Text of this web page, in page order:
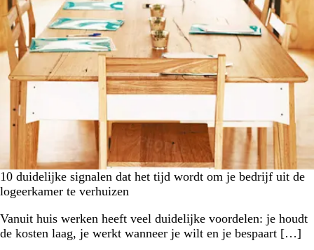
10 duidelijke signalen dat het tijd wordt om je bedrijf uit de
logeerkamer te verhuizen
Vanuit huis werken heeft veel duidelijke voordelen: je houdt
de kosten laag, je werkt wanneer je wilt en je bespaart […]